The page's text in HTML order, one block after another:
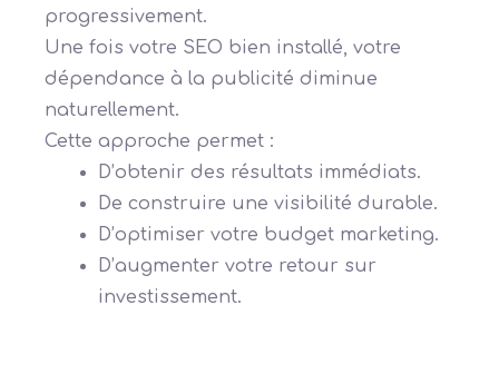
progressivement.
Une fois votre SEO bien installé, votre
dépendance à la publicité diminue
naturellement.
Cette approche permet :
D’obtenir des résultats immédiats.
De construire une visibilité durable.
D’optimiser votre budget marketing.
D’augmenter votre retour sur
investissement.